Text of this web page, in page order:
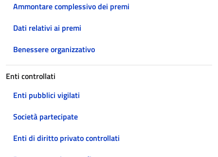
Ammontare complessivo dei premi
Dati relativi ai premi
Benessere organizzativo
Enti controllati
Enti pubblici vigilati
Società partecipate
Enti di diritto privato controllati